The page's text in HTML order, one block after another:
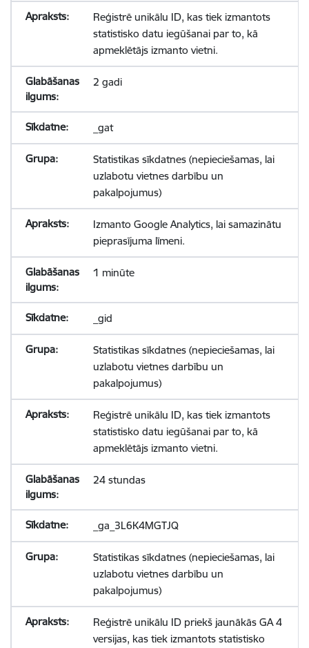
Reģistrē unikālu ID, kas tiek izmantots
statistisko datu iegūšanai par to, kā
apmeklētājs izmanto vietni.
2 gadi
_gat
Statistikas sīkdatnes (nepieciešamas, lai
uzlabotu vietnes darbību un
pakalpojumus)
Izmanto Google Analytics, lai samazinātu
pieprasījuma līmeni.
1 minūte
_gid
Statistikas sīkdatnes (nepieciešamas, lai
uzlabotu vietnes darbību un
pakalpojumus)
Reģistrē unikālu ID, kas tiek izmantots
statistisko datu iegūšanai par to, kā
apmeklētājs izmanto vietni.
24 stundas
_ga_3L6K4MGTJQ
Statistikas sīkdatnes (nepieciešamas, lai
uzlabotu vietnes darbību un
pakalpojumus)
Reģistrē unikālu ID priekš jaunākās GA 4
versijas, kas tiek izmantots statistisko